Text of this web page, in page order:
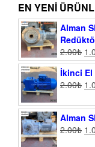
EN YENI
Alman
2.00₺
İkinci El
2.00₺
Alman
2.00₺